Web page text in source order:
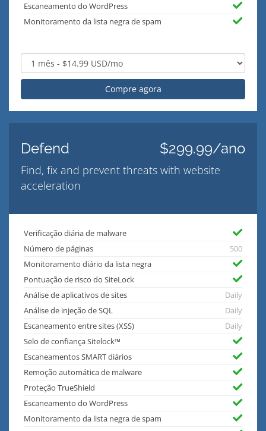
Escaneamento do WordPress
Monitoramento da lista negra de spam
Compre agora
Defend $299.99/ano
Find, fix and prevent threats with website
acceleration
Verificação diária de malware
Número de páginas
500
Monitoramento diário da lista negra
Pontuação de risco do SiteLock
Análise de aplicativos de sites
Daily
Análise de injeção de SQL
Daily
Escaneamento entre sites (XSS)
Daily
Selo de confiança Sitelock™
Escaneamentos SMART diários
Remoção automática de malware
Proteção TrueShield
Escaneamento do WordPress
Monitoramento da lista negra de spam